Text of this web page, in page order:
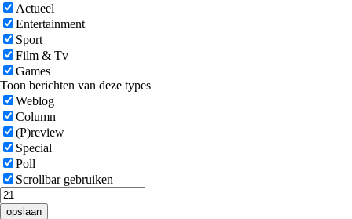
Actueel
Entertainment
Sport
Film & Tv
Games
Toon berichten van deze types
Weblog
Column
(P)review
Special
Poll
Scrollbar gebruiken
opslaan